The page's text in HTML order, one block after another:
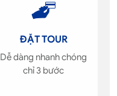
ĐẶT TOUR
Dễ dàng nhanh chóng
chỉ 3 bước